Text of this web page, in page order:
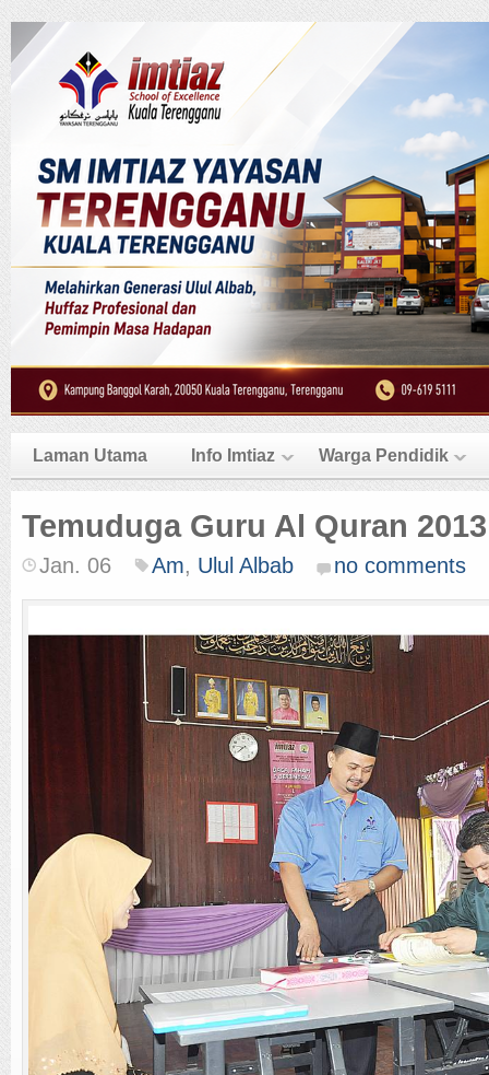
Laman Utama Info Imtiaz Warga Pendidik
Temuduga Guru Al Quran 2013
Jan. 06 Am, Ulul Albab no comments